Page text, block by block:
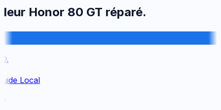
leur Honor 80 GT réparé.
Local